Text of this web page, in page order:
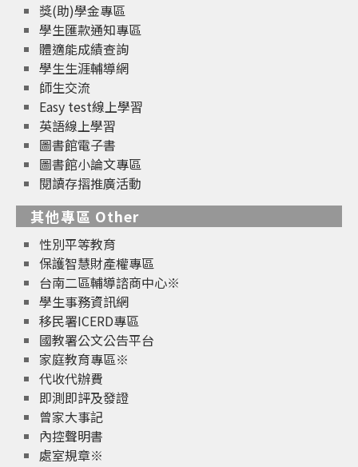
獎(助)學金專區
學生匯款通知專區
體適能成績查詢
學生生涯輔導網
師生交流
Easy test線上學習
英語線上學習
圖書館電子書
圖書館小論文專區
閱讀存摺推廣活動
其他專區 Other
性別平等教育
保護智慧財產權專區
台南二區輔導諮商中心※
學生事務資訊網
移民署ICERD專區
國教署公文公告平台
家庭教育專區※
代收代辦費
即測即評及發證
曾家大事記
內控聲明書
處室規章※